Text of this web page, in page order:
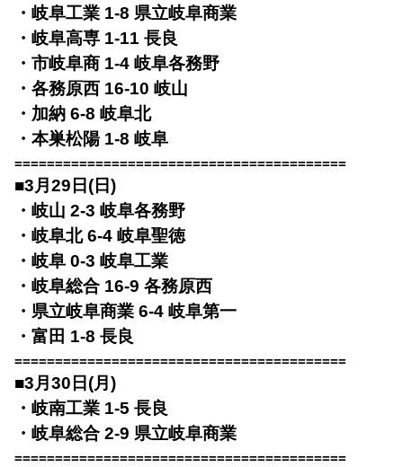
・岐阜工業 1-8 県立岐阜商業
・岐阜高専 1-11 長良
・市岐阜商 1-4 岐阜各務野
・各務原西 16-10 岐山
・加納 6-8 岐阜北
・本巣松陽 1-8 岐阜
=========================================
■3月29日(日)
・岐山 2-3 岐阜各務野
・岐阜北 6-4 岐阜聖徳
・岐阜 0-3 岐阜工業
・岐阜総合 16-9 各務原西
・県立岐阜商業 6-4 岐阜第一
・富田 1-8 長良
=========================================
■3月30日(月)
・岐南工業 1-5 長良
・岐阜総合 2-9 県立岐阜商業
=========================================